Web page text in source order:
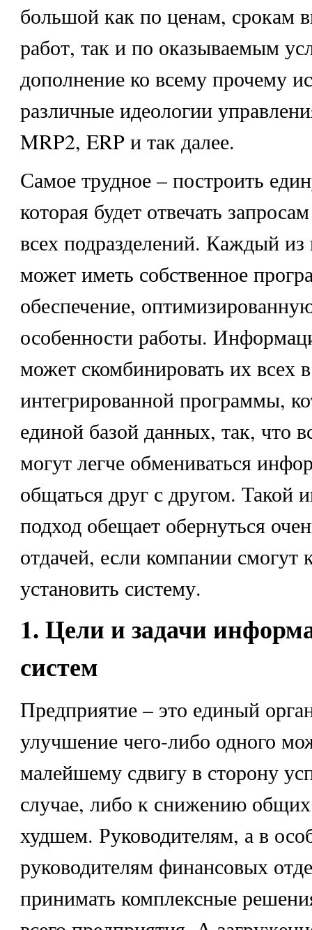
большой как по ценам, срокам
работ, так и по оказываемым
дополнение ко всему прочему
различные идеологии
MRP2, ERP и так далее.
Самое трудное – построить
которая будет отвечать
всех подразделений. Каждый из
может иметь собственное
обеспечение,
особенности работы.
может скомбинировать их всех
интегрированной программы,
единой базой данных, так, что
могут легче обмениваться
общаться друг с другом. Такой
подход обещает обернуться
отдачей, если компании смогут
установить систему.
1. Цели и задачи
систем
Предприятие – это единый
улучшение чего-либо одного
малейшему сдвигу в сторону
случае, либо к снижению общих
худшем. Руководителям, а в
руководителям финансовых
принимать комплексные